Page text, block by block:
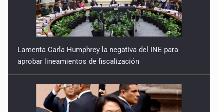
Lamenta Carla Humphrey la negativa del INE para
aprobar lineamientos de fiscalización